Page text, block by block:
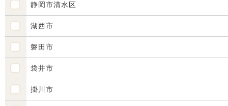
静岡市清水区
湖西市
磐田市
袋井市
掛川市